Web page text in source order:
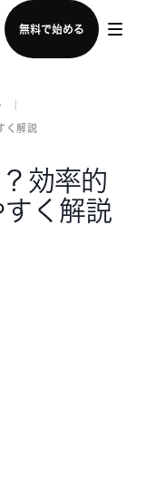
無料で始める
せる
く解説
効率的
く解説